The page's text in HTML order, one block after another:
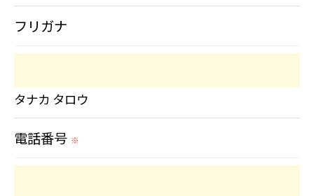
おいて、個人情報を外部に委託する場合が
あります。
これらの委託先に対しては個人情報保護契
約等の措置をとり、適切な監督を行いま
フリガナ
タナカ タロウ
電話番号 ※